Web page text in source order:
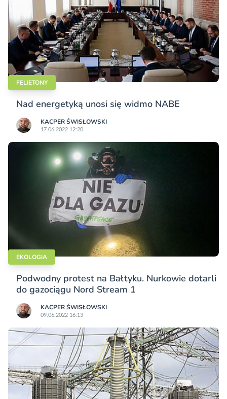
FELIETONY
Nad energetyką unosi się widmo NABE
KACPER ŚWISŁO­WSKI
17.06.2022 12:20
EKOLOGIA
Podwodny protest na Bałtyku. Nurkowie dotarli
do gazociągu Nord Stream 1
KACPER ŚWISŁO­WSKI
09.06.2022 16:13